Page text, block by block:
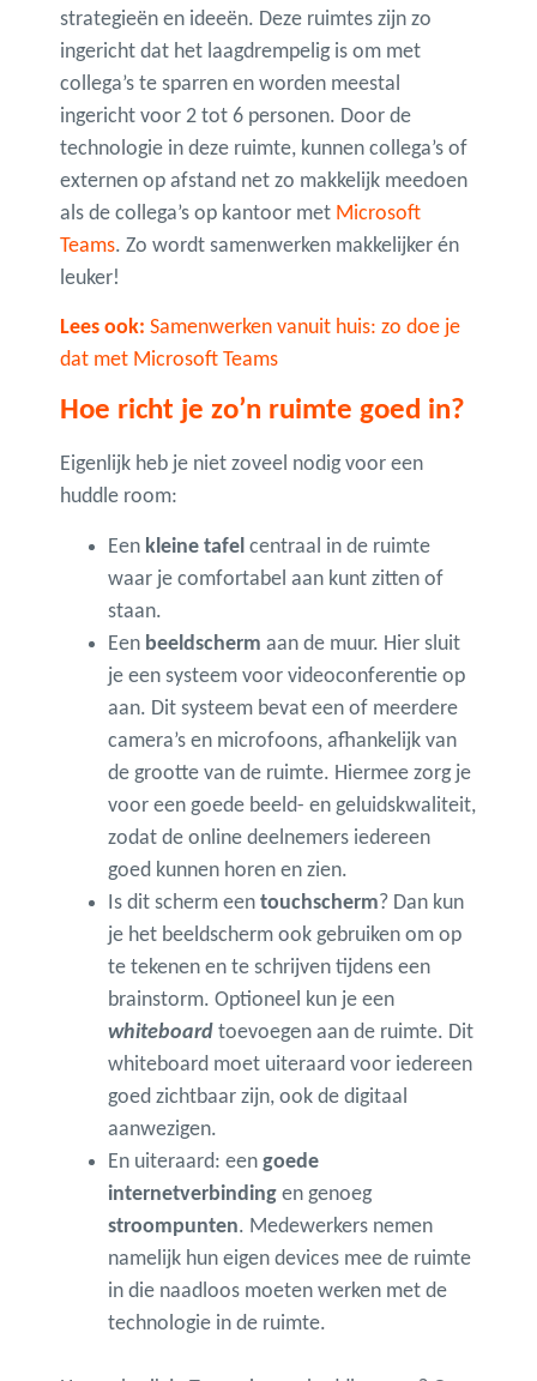
strategieën en ideeën. Deze ruimtes zijn zo
ingericht dat het laagdrempelig is om met
collega’s te sparren en worden meestal
ingericht voor 2 tot 6 personen. Door de
technologie in deze ruimte, kunnen collega’s of
externen op afstand net zo makkelijk meedoen
als de collega’s op kantoor met Microsoft
Teams. Zo wordt samenwerken makkelijker én
leuker!
Lees ook: Samenwerken vanuit huis: zo doe je
dat met Microsoft Teams
Hoe richt je zo’n ruimte goed in?
Eigenlijk heb je niet zoveel nodig voor een
huddle room:
Een kleine tafel centraal in de ruimte
waar je comfortabel aan kunt zitten of
staan.
Een beeldscherm aan de muur. Hier sluit
je een systeem voor videoconferentie op
aan. Dit systeem bevat een of meerdere
camera’s en microfoons, afhankelijk van
de grootte van de ruimte. Hiermee zorg je
voor een goede beeld- en geluidskwaliteit,
zodat de online deelnemers iedereen
goed kunnen horen en zien.
Is dit scherm een touchscherm? Dan kun
je het beeldscherm ook gebruiken om op
te tekenen en te schrijven tijdens een
brainstorm. Optioneel kun je een
whiteboard toevoegen aan de ruimte. Dit
whiteboard moet uiteraard voor iedereen
goed zichtbaar zijn, ook de digitaal
aanwezigen.
En uiteraard: een goede
internetverbinding en genoeg
stroompunten. Medewerkers nemen
namelijk hun eigen devices mee de ruimte
in die naadloos moeten werken met de
technologie in de ruimte.